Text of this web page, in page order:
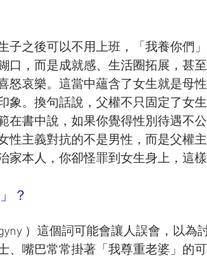
子之後可以不用上班，「我養你們
口，而是成就感、生活圈拓展，甚
怒哀樂。這當中蘊含了女生就是母
象。換句話說，父權不只固定了女
在書中說，如果你覺得性別待遇不
性主義對抗的不是男性，而是父權
家本人，你卻怪罪到女生身上，這樣
？
）這個詞可能會讓人誤會，以為
、嘴巴常常掛著「我尊重老婆」的